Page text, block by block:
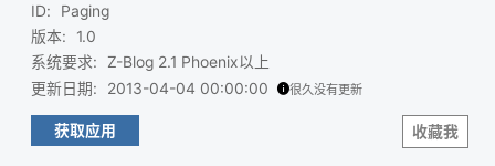
ID:
Paging
版本:
1.0
系统要求:
Z-Blog 2.1 Phoenix以上
更新日期: 2013-04-04 00:00:00 很久没有更新
收藏我
获取应用